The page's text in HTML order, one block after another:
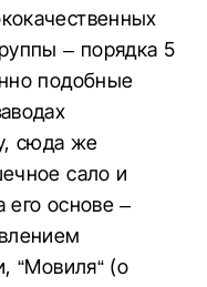
– порядка 5
подобные
сюда же
сало и
его основе –
“Мовиля“ (о